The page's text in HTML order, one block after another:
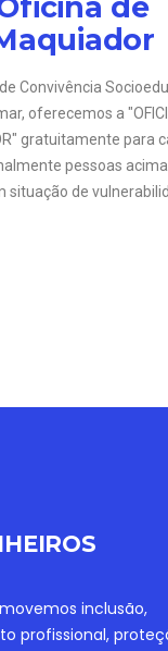
Convivência
oferecemos a
gratuitamente para
pessoas
situação de
inclusão,
profissional,